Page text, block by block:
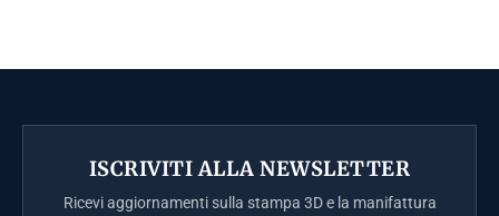
ISCRIVITI ALLA NEWSLETTER
Ricevi aggiornamenti sulla stampa 3D e la manifattura